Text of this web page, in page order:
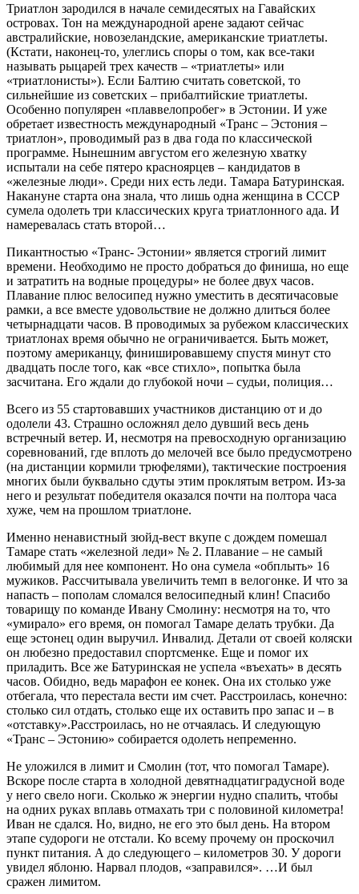
Триатлон зародился в начале семидесятых на Гавайских
островах. Тон на международной арене задают сейчас
австралийские, новозеландские, американские триатлеты.
(Кстати, наконец-то, улеглись споры о том, как все-таки
называть рыцарей трех качеств – «триатлеты» или
«триатлонисты»). Если Балтию считать советской, то
сильнейшие из советских – прибалтийские триатлеты.
Особенно популярен «плаввелопробег» в Эстонии. И уже
обретает известность международный «Транс – Эстония –
триатлон», проводимый раз в два года по классической
программе. Нынешним августом его железную хватку
испытали на себе пятеро красноярцев – кандидатов в
«железные люди». Среди них есть леди. Тамара Батуринская.
Накануне старта она знала, что лишь одна женщина в СССР
сумела одолеть три классических круга триатлонного ада. И
намеревалась стать второй…
Пикантностью «Транс- Эстонии» является строгий лимит
времени. Необходимо не просто добраться до финиша, но еще
и затратить на водные процедуры» не более двух часов.
Плавание плюс велосипед нужно уместить в десятичасовые
рамки, а все вместе удовольствие не должно длиться более
четырнадцати часов. В проводимых за рубежом классических
триатлонах время обычно не ограничивается. Быть может,
поэтому американцу, финишировавшему спустя минут сто
двадцать после того, как «все стихло», попытка была
засчитана. Его ждали до глубокой ночи – судьи, полиция…
Всего из 55 стартовавших участников дистанцию от и до
одолели 43. Страшно осложнял дело дувший весь день
встречный ветер. И, несмотря на превосходную организацию
соревнований, где вплоть до мелочей все было предусмотрено
(на дистанции кормили трюфелями), тактические построения
многих были буквально сдуты этим проклятым ветром. Из-за
него и результат победителя оказался почти на полтора часа
хуже, чем на прошлом триатлоне.
Именно ненавистный зюйд-вест вкупе с дождем помешал
Тамаре стать «железной леди» № 2. Плавание – не самый
любимый для нее компонент. Но она сумела «обплыть» 16
мужиков. Рассчитывала увеличить темп в велогонке. И что за
напасть – пополам сломался велосипедный клин! Спасибо
товарищу по команде Ивану Смолину: несмотря на то, что
«умирало» его время, он помогал Тамаре делать трубки. Да
еще эстонец один выручил. Инвалид. Детали от своей коляски
он любезно предоставил спортсменке. Еще и помог их
приладить. Все же Батуринская не успела «въехать» в десять
часов. Обидно, ведь марафон ее конек. Она их столько уже
отбегала, что перестала вести им счет. Расстроилась, конечно:
столько сил отдать, столько еще их оставить про запас и – в
«отставку».Расстроилась, но не отчаялась. И следующую
«Транс – Эстонию» собирается одолеть непременно.
Не уложился в лимит и Смолин (тот, что помогал Тамаре).
Вскоре после старта в холодной девятнадцатиградусной воде
у него свело ноги. Сколько ж энергии нудно спалить, чтобы
на одних руках вплавь отмахать три с половиной километра!
Иван не сдался. Но, видно, не его это был день. На втором
этапе судороги не отстали. Ко всему прочему он проскочил
пункт питания. А до следующего – километров 30. У дороги
увидел яблоню. Нарвал плодов, «заправился». …И был
сражен лимитом.